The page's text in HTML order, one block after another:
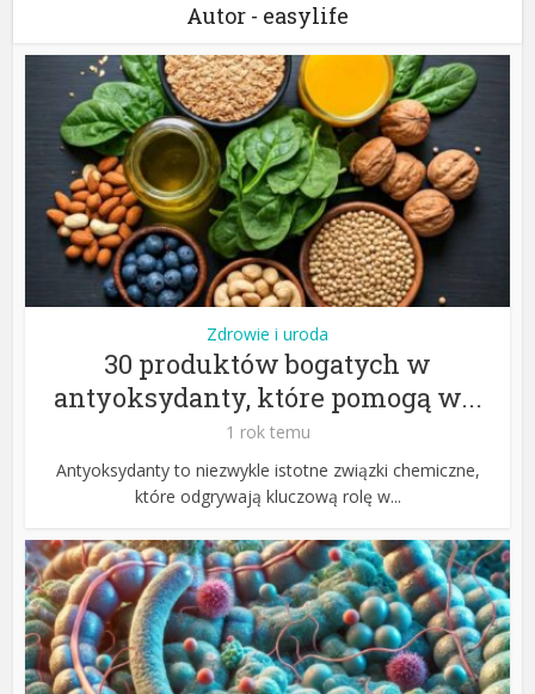
Autor - easylife
Zdrowie i uroda
30 produktów bogatych w
antyoksydanty, które pomogą w...
1 rok temu
Antyoksydanty to niezwykle istotne związki chemiczne,
które odgrywają kluczową rolę w...